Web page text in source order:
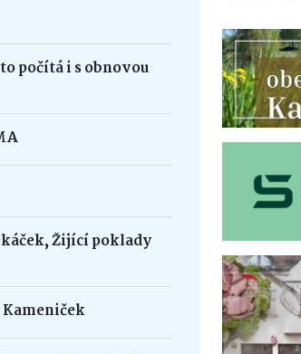
počítá i s obnovou
Žijící poklady